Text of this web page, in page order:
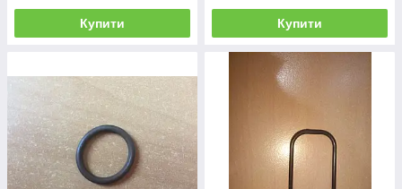
Купити Купити